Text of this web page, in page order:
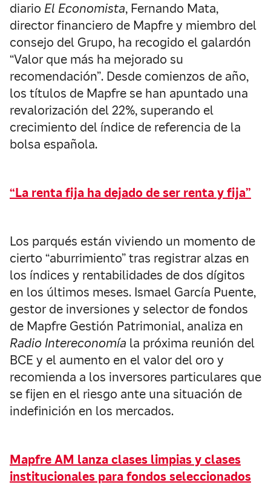
diario El Economista, Fernando Mata,
director financiero de Mapfre y miembro del
consejo del Grupo, ha recogido el galardón
“Valor que más ha mejorado su
recomendación”. Desde comienzos de año,
los títulos de Mapfre se han apuntado una
revalorización del 22%, superando el
crecimiento del índice de referencia de la
bolsa española.
“La renta fija ha dejado de ser renta y fija”
Los parqués están viviendo un momento de
cierto “aburrimiento” tras registrar alzas en
los índices y rentabilidades de dos dígitos
en los últimos meses. Ismael García Puente,
gestor de inversiones y selector de fondos
de Mapfre Gestión Patrimonial, analiza en
Radio Intereconomía la próxima reunión del
BCE y el aumento en el valor del oro y
recomienda a los inversores particulares que
se fijen en el riesgo ante una situación de
indefinición en los mercados.
Mapfre AM lanza clases limpias y clases
institucionales para fondos seleccionados